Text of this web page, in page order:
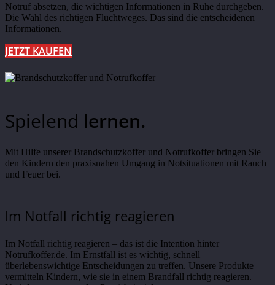
Notruf absetzen, die wichtigen Informationen in Ruhe durchgeben.
Die Wahl des richtigen Fluchtweges. Das sind die entscheidenen
Informationen.
JETZT KAUFEN
Spielend lernen.
Mit Hilfe unserer Brandschutzkoffer und Notrufkoffer bringen Sie
den Kindern den praxisnahen Umgang in Notsituationen mit Rauch
und Feuer bei.
Im Notfall richtig reagieren
Im Notfall richtig reagieren – das ist die Intention hinter
Notrufkoffer.de. Im Ernstfall ist es wichtig, schnell
überlebenswichtige Entscheidungen zu treffen. Unsere Produkte
vermitteln Kindern, wie sie in einem Brandfall richtig reagieren.